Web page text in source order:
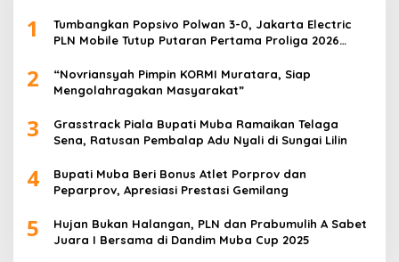
1
Tumbangkan Popsivo Polwan 3-0, Jakarta Electric
PLN Mobile Tutup Putaran Pertama Proliga 2026
2
“Novriansyah Pimpin KORMI Muratara, Siap
Mengolahragakan Masyarakat”
3
Grasstrack Piala Bupati Muba Ramaikan Telaga
Sena, Ratusan Pembalap Adu Nyali di Sungai Lilin
4
Bupati Muba Beri Bonus Atlet Porprov dan
Peparprov, Apresiasi Prestasi Gemilang
5
Hujan Bukan Halangan, PLN dan Prabumulih A Sabet
Juara I Bersama di Dandim Muba Cup 2025